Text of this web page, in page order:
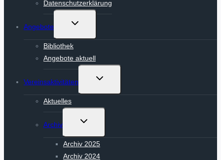
Datenschutzerklärung
Angebote
Untermenü
Bibliothek
Angebote aktuell
Vereinsaktivitäten
Untermenü
Aktuelles
Archiv
Untermenü
Archiv 2025
Archiv 2024